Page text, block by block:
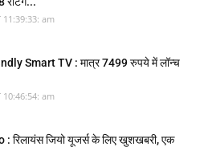
11:39:33: am
Smart TV : मात्र 7499 रुपये में लॉन्च
10:46:54: am
रिलायंस जियो यूजर्स के लिए खुशखबरी, एक